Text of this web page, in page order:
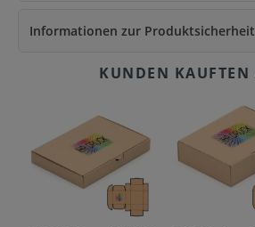
Informationen zur Produktsicherheit